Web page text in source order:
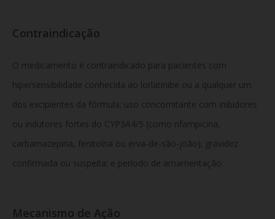
Contraindicação
O medicamento é contraindicado para pacientes com
hipersensibilidade conhecida ao lorlatinibe ou a qualquer um
dos excipientes da fórmula; uso concomitante com inibidores
ou indutores fortes do CYP3A4/5 (como rifampicina,
carbamazepina, fenitoína ou erva-de-são-joão); gravidez
confirmada ou suspeita; e período de amamentação.
Mecanismo de Ação